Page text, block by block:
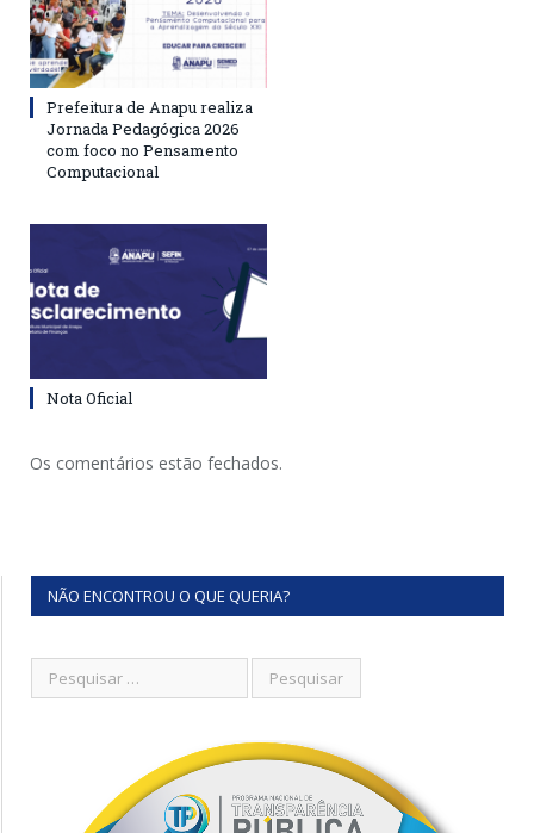
Prefeitura de Anapu realiza
Jornada Pedagógica 2026
com foco no Pensamento
Computacional
Nota Oficial
Os comentários estão fechados.
NÃO ENCONTROU O QUE QUERIA?